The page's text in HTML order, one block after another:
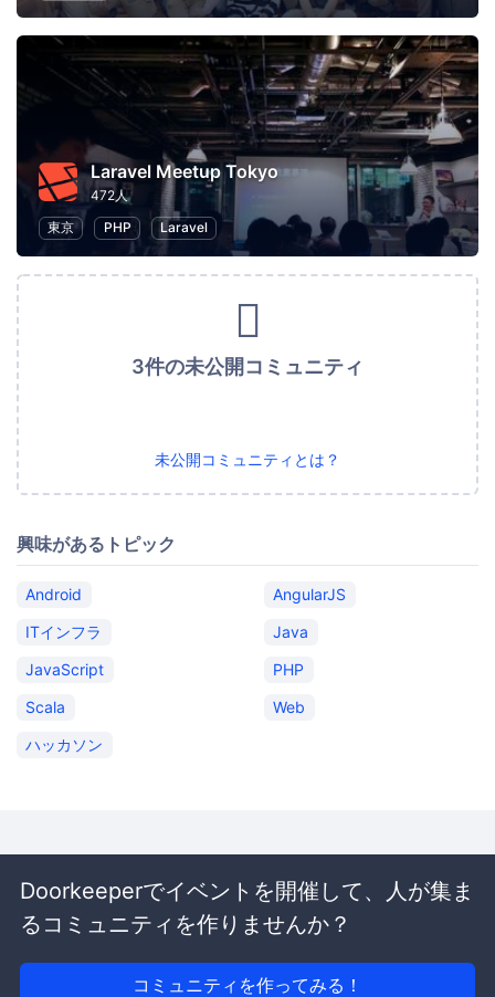
Laravel Meetup Tokyo
472人
東京
PHP Laravel
3件の未公開コミュニティ
未公開コミュニティとは？
興味があるトピック
Android
AngularJS
ITインフラ
Java
JavaScript
PHP
Scala
Web
ハッカソン
Doorkeeperでイベントを開催して、人が集ま
るコミュニティを作りませんか？
コミュニティを作ってみる！